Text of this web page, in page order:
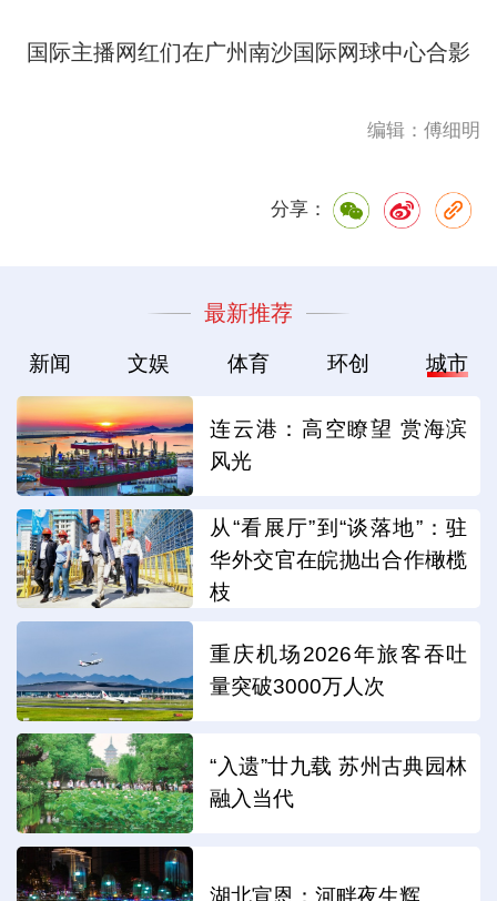
国际主播网红们在广州南沙国际网球中心合影
编辑：傅细明
分享：
最新推荐
新闻 文娱 体育 环创 城市
连云港：高空瞭望 赏海滨
风光
从“看展厅”到“谈落地”：驻
华外交官在皖抛出合作橄榄
枝
重庆机场2026年旅客吞吐
量突破3000万人次
“入遗”廿九载 苏州古典园林
融入当代
湖北宣恩：河畔夜生辉